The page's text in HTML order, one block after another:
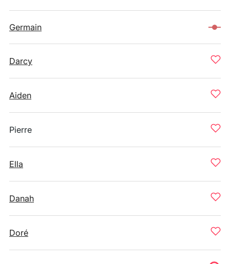
Germain
Darcy
Aiden
Pierre
Ella
Danah
Doré